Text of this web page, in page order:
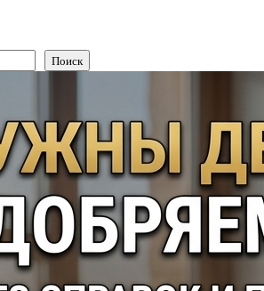
Поиск